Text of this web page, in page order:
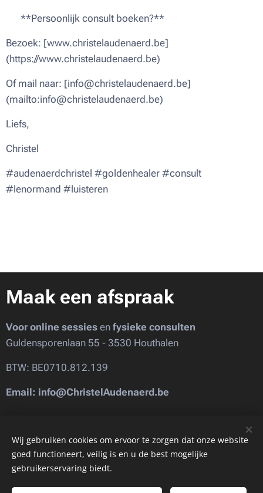
📅 **Persoonlijk consult boeken?**
Bezoek: [www.christelaudenaerd.be]
(https://www.christelaudenaerd.be)
Of mail naar: [info@christelaudenaerd.be]
(mailto:info@christelaudenaerd.be)
Liefs,
Christel 💜
#audenaerdchristel #goldenhealer #consult
#lenormand #luisteren
Maak een afspraak
Voor online sessies en fysieke consulten
Guldensporenlaan 55 - 3530 Houthalen
BTW: BE0710.812.139
Email: info@ChristelAudenaerd.be
Wij gebruiken cookies om ervoor te zorgen dat onze website
goed functioneert, veilig is en u de best mogelijke
gebruikerservaring biedt.